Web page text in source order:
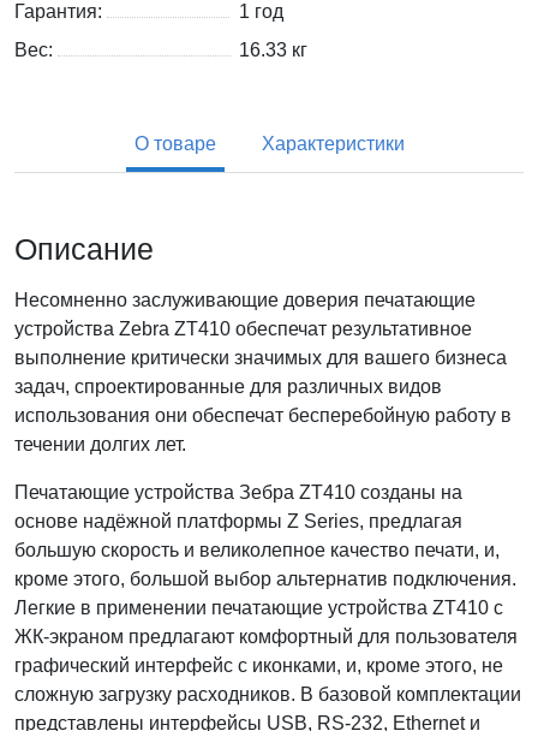
Гарантия:
1 год
Вес:
16.33 кг
О товаре Характеристики
Описание
Несомненно заслуживающие доверия печатающие
устройства Zebra ZT410 обеспечат результативное
выполнение критически значимых для вашего бизнеса
задач, спроектированные для различных видов
использования они обеспечат бесперебойную работу в
течении долгих лет.
Печатающие устройства Зебра ZT410 созданы на
основе надёжной платформы Z Series, предлагая
большую скорость и великолепное качество печати, и,
кроме этого, большой выбор альтернатив подключения.
Легкие в применении печатающие устройства ZT410 с
ЖК-экраном предлагают комфортный для пользователя
графический интерфейс с иконками, и, кроме этого, не
сложную загрузку расходников. В базовой комплектации
представлены интерфейсы USB, RS-232, Ethernet и